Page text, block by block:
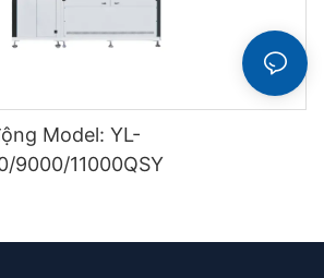
Model: YL-
9000/11000QSY